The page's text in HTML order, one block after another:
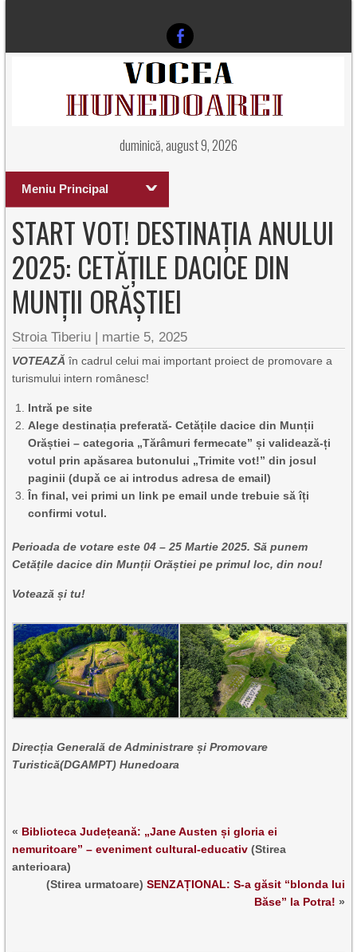
duminică, august 9, 2026
Meniu Principal
START VOT! DESTINAȚIA ANULUI
2025: CETĂȚILE DACICE DIN
MUNȚII ORĂȘTIEI
Stroia Tiberiu | martie 5, 2025
VOTEAZĂ în cadrul celui mai important proiect de promovare a
turismului intern românesc!
Intră pe site
Alege destinația preferată- Cetățile dacice din Munții
Orăștiei – categoria „Tărâmuri fermecate” și validează-ți
votul prin apăsarea butonului „Trimite vot!” din josul
paginii (dupǎ ce ai introdus adresa de email)
În final, vei primi un link pe email unde trebuie să îți
confirmi votul.
Perioada de votare este 04 – 25 Martie 2025. Să punem
Cetățile dacice din Munții Orăștiei pe primul loc, din nou!
Votează și tu!
Direcția Generală de Administrare și Promovare
Turistică(DGAMPT) Hunedoara
« Biblioteca Județeană: „Jane Austen și gloria ei
nemuritoare” – eveniment cultural-educativ (Stirea
anterioara)
(Stirea urmatoare) SENZAȚIONAL: S-a găsit “blonda lui
Băse” la Potra! »